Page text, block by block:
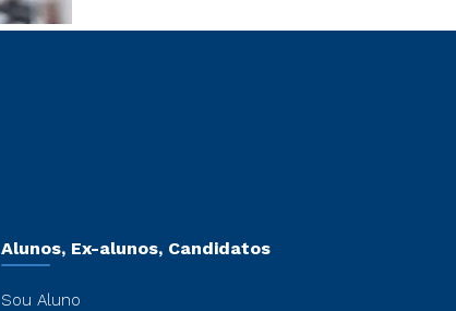
Alunos, Ex-alunos, Candidatos
Sou Aluno